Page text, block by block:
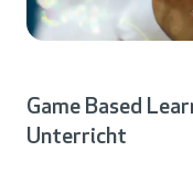
Game Based
Unterricht